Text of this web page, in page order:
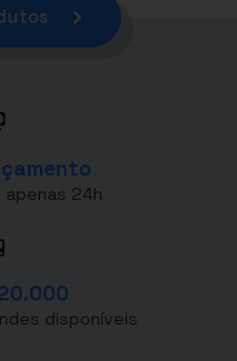
apenas 24h
disponíveis